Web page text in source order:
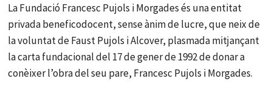
La Fundació Francesc Pujols i Morgades és una entitat
privada beneficodocent, sense ànim de lucre, que neix de
la voluntat de Faust Pujols i Alcover, plasmada mitjançant
la carta fundacional del 17 de gener de 1992 de donar a
conèixer l’obra del seu pare, Francesc Pujols i Morgades.